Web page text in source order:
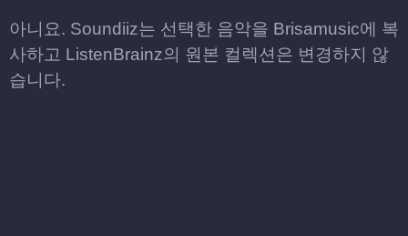
아니요. Soundiiz는 선택한 음악을 Brisamusic에 복
사하고 ListenBrainz의 원본 컬렉션은 변경하지 않
습니다.